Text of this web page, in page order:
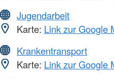
Jugendarbeit
Karte: Link zur Google
Krankentransport
Karte: Link zur Google